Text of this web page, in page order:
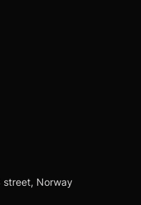
street, Norway